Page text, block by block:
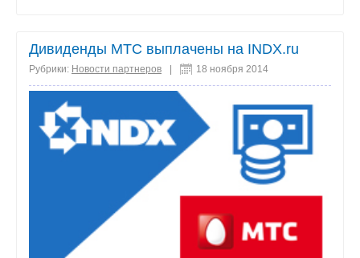
Дивиденды МТС выплачены на INDX.ru
Рубрики: Новости партнеров 18 ноября 2014